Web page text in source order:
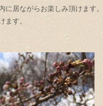
居ながらお楽しみ頂けます。
ます。